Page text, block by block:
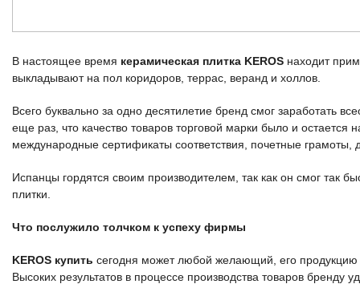
В настоящее время керамическая плитка KEROS находит
выкладывают на пол коридоров, террас, веранд и холлов.
Всего буквально за одно десятилетие бренд смог заработать
еще раз, что качество товаров торговой марки было и
международные сертификаты соответствия, почетные грамоты,
Испанцы гордятся своим производителем, так как он смог так
плитки.
Что послужило толчком к успеху фирмы
KEROS купить сегодня может любой желающий, его продукцию
Высоких результатов в процессе производства товаров бренду